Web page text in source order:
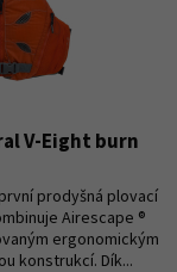
V-Eight burn
prodyšná plovací
Airescape ®
ergonomickým
konstrukcí. Dík...